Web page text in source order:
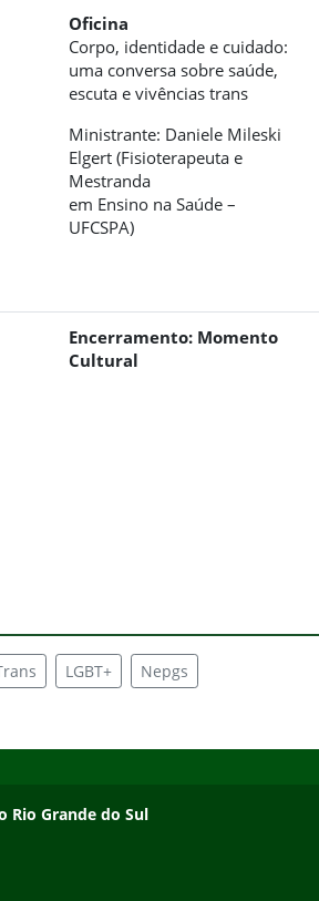
Oficina
Corpo, identidade e cuidado:
uma conversa sobre saúde,
escuta e vivências trans
Ministrante: Daniele Mileski
Elgert (Fisioterapeuta e
Mestranda
em Ensino na Saúde –
UFCSPA)
Encerramento: Momento
Cultural
LGBT+ Nepgs
Rio Grande do Sul